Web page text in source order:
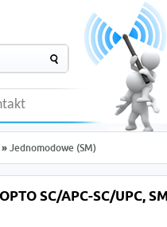
» Jednomodowe (SM)
SC/APC-SC/UPC,